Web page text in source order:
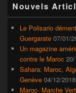
principale
de
widget
barre
latérale
Nouvels
Le Polisario
Guergarate 07/01/
Un magazine
contre le Maroc
Sahara: Maroc,
Genève 04/12/2018
Maroc- Marche